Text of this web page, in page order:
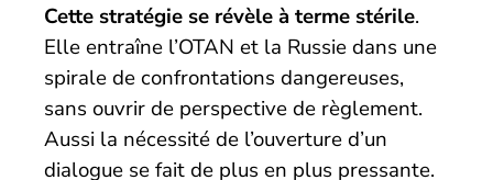
Cette stratégie se révèle à terme stérile.
Elle entraîne l’OTAN et la Russie dans une
spirale de confrontations dangereuses,
sans ouvrir de perspective de règlement.
Aussi la nécessité de l’ouverture d’un
dialogue se fait de plus en plus pressante.